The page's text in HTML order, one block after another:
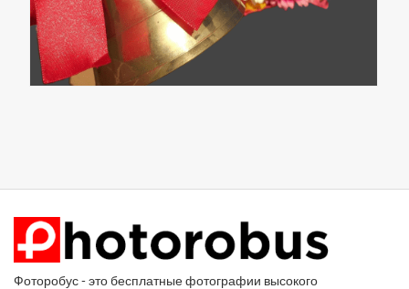
Фоторобус - это бесплатные фотографии высокого